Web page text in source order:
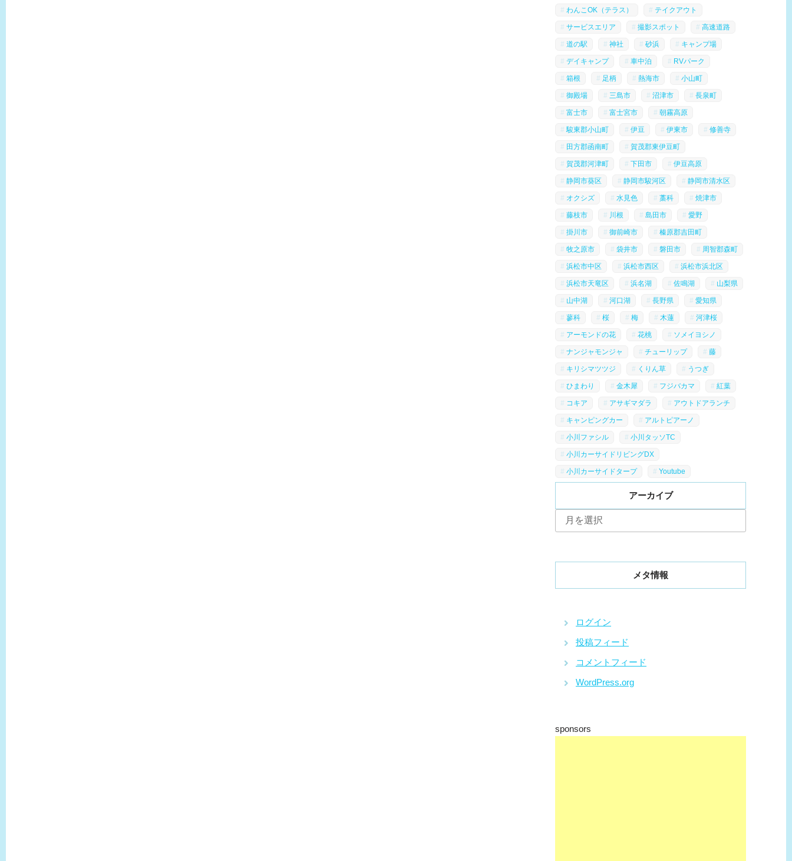
わんこOK（テラス） テイクアウト
サービスエリア 撮影スポット 高速道路
道の駅 神社 砂浜 キャンプ場
デイキャンプ 車中泊 RVパーク
箱根 足柄 熱海市 小山町
御殿場 三島市 沼津市 長泉町
富士市 富士宮市 朝霧高原
駿東郡小山町 伊豆 伊東市 修善寺
田方郡函南町 賀茂郡東伊豆町
賀茂郡河津町 下田市 伊豆高原
静岡市葵区 静岡市駿河区 静岡市清水区
オクシズ 水見色 藁科 焼津市
藤枝市 川根 島田市 愛野
掛川市 御前崎市 榛原郡吉田町
牧之原市 袋井市 磐田市 周智郡森町
浜松市中区 浜松市西区 浜松市浜北区
浜松市天竜区 浜名湖 佐鳴湖 山梨県
山中湖 河口湖 長野県 愛知県
蓼科 桜 梅 木蓮 河津桜
アーモンドの花 花桃 ソメイヨシノ
ナンジャモンジャ チューリップ 藤
キリシマツツジ くりん草 うつぎ
ひまわり 金木犀 フジバカマ 紅葉
コキア アサギマダラ アウトドアランチ
キャンピングカー アルトピアーノ
小川ファシル 小川タッソTC
小川カーサイドリビングDX
小川カーサイドタープ Youtube
アーカイブ
ー
メタ情報
ログイン
投稿フィード
コメントフィード
WordPress.org
sponsors